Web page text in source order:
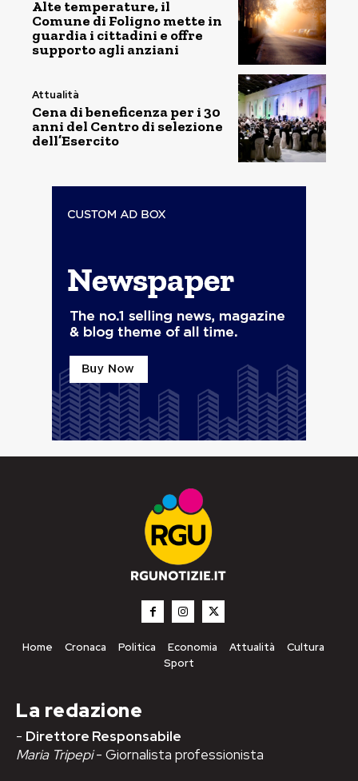
Alte temperature, il
Comune di Foligno mette in
guardia i cittadini e offre
supporto agli anziani
Attualità
Cena di beneficenza per i 30
anni del Centro di selezione
dell’Esercito
Home Cronaca Politica Economia Attualità
Cultura
Sport
La redazione
- Direttore Responsabile
Maria Tripepi- Giornalista professionista